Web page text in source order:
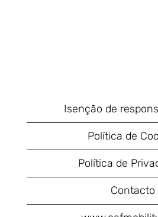
Isenção de
Política de
Política de
Contacto